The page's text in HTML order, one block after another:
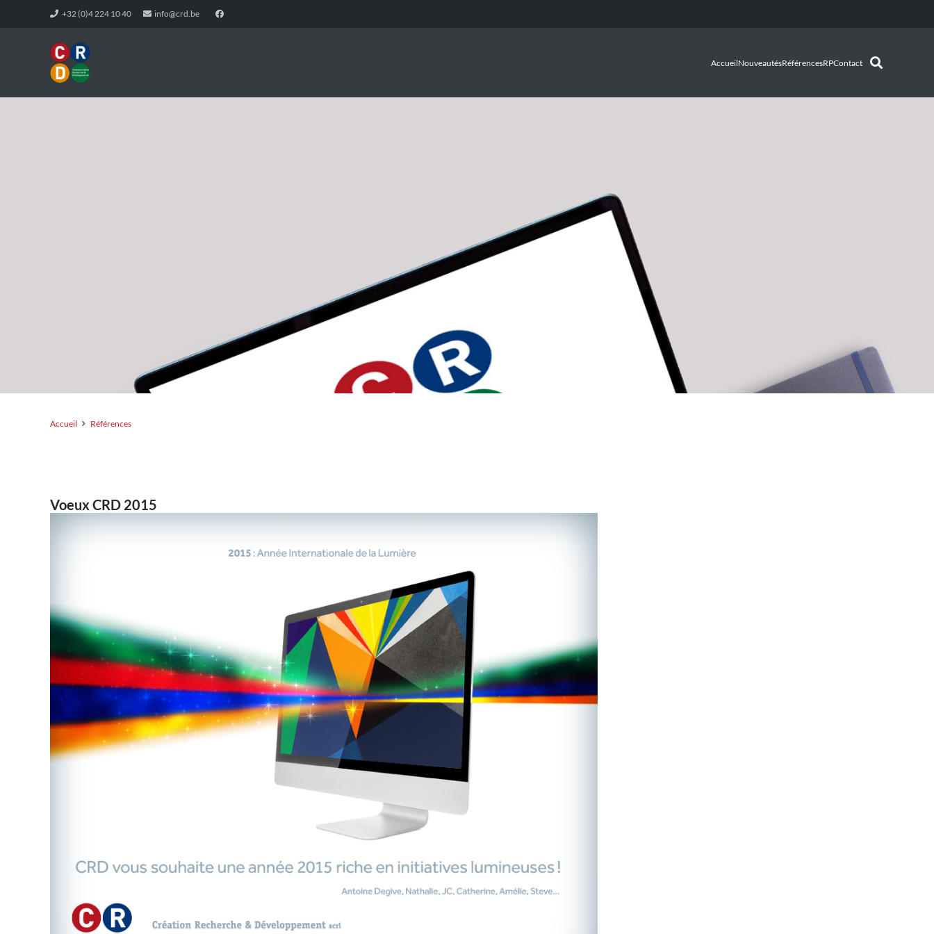
+32 (0)4 224 10 40 info@crd.be
AccueilNouveautésRéférencesRPContact
Accueil Références
Voeux CRD 2015